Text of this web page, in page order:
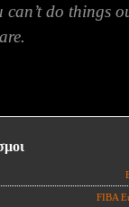
do things
FIBA